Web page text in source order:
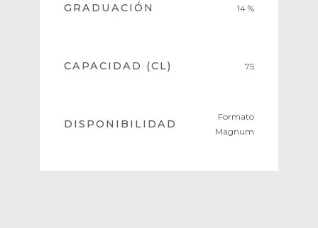
GRADUACIÓN 14 %
CAPACIDAD (CL) 75
DISPONIBILIDAD
Formato
Magnum